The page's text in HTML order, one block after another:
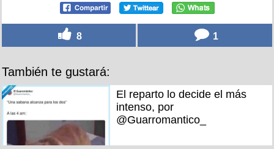
8 1
También te gustará:
El reparto lo decide el más
intenso, por
@Guarromantico_